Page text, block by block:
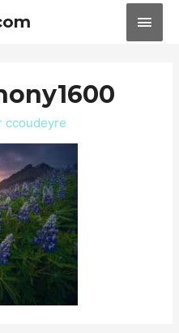
ccoudeyre